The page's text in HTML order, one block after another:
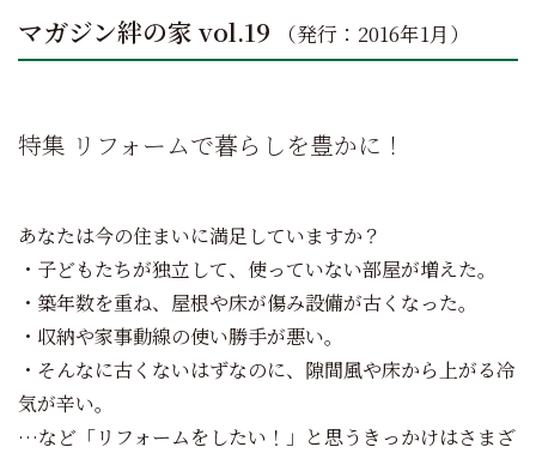
マガジン絆の家 vol.19 （発行：2016年1月）
特集 リフォームで暮らしを豊かに！
あなたは今の住まいに満足していますか？
・子どもたちが独立して、使っていない部屋が増えた。
・築年数を重ね、屋根や床が傷み設備が古くなった。
・収納や家事動線の使い勝手が悪い。
・そんなに古くないはずなのに、隙間風や床から上がる冷
気が辛い。
…など「リフォームをしたい！」と思うきっかけはさまざ